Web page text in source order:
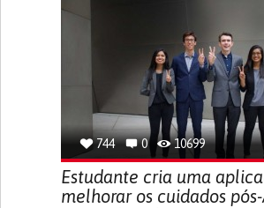
744 0 10699
Estudante cria uma
melhorar os cuidados pós-